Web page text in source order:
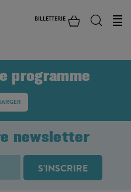
BILLETTERIE
programme
newsletter